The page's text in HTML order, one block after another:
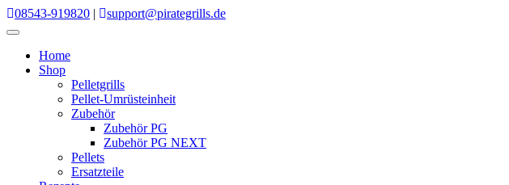
Skip
to
08543-919820 | support@pirategrills.de
Home
Shop
Pelletgrills
Pellet-Umrüsteinheit
Zubehör
Zubehör PG
Zubehör PG NEXT
Pellets
Ersatzteile